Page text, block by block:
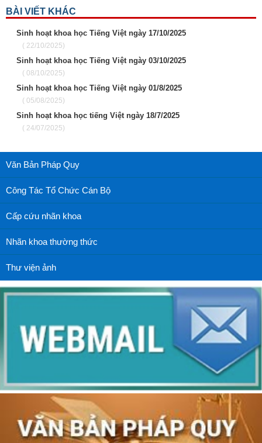
BÀI VIẾT KHÁC
Sinh hoạt khoa học Tiếng Việt ngày 17/10/2025
( 22/10/2025)
Sinh hoạt khoa học Tiếng Việt ngày 03/10/2025
( 08/10/2025)
Sinh hoạt khoa học Tiếng Việt ngày 01/8/2025
( 05/08/2025)
Sinh hoạt khoa học tiếng Việt ngày 18/7/2025
( 24/07/2025)
Văn Bản Pháp Quy
Công Tác Tổ Chức Cán Bộ
Cấp cứu nhãn khoa
Nhãn khoa thường thức
Thư viện ảnh